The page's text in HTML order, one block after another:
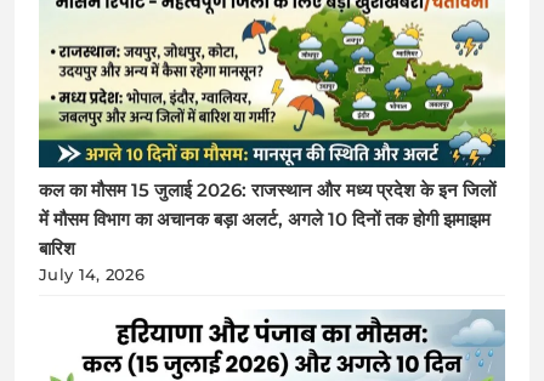
कल का मौसम 15 जुलाई 2026: राजस्थान और मध्य प्रदेश के इन जिलों
में मौसम विभाग का अचानक बड़ा अलर्ट, अगले 10 दिनों तक होगी झमाझम
बारिश
July 14, 2026